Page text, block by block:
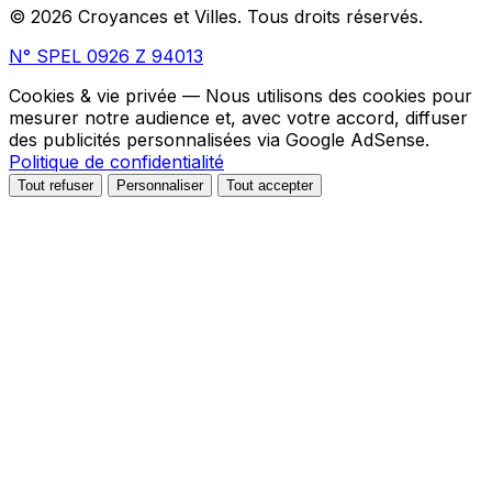
© 2026 Croyances et Villes. Tous droits réservés.
N° SPEL 0926 Z 94013
Cookies & vie privée — Nous utilisons des cookies pour
mesurer notre audience et, avec votre accord, diffuser
des publicités personnalisées via Google AdSense.
Politique de confidentialité
Tout refuser Personnaliser Tout accepter